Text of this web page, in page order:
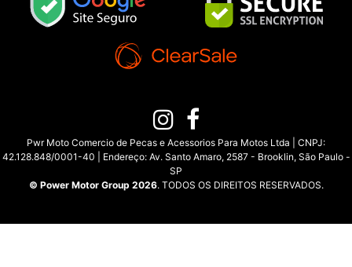
Pwr Moto Comercio de Pecas e Acessorios Para Motos Ltda | CNPJ:
42.128.848/0001-40 | Endereço: Av. Santo Amaro, 2587 - Brooklin, São Paulo -
SP
© Power Motor Group 2026. TODOS OS DIREITOS RESERVADOS.